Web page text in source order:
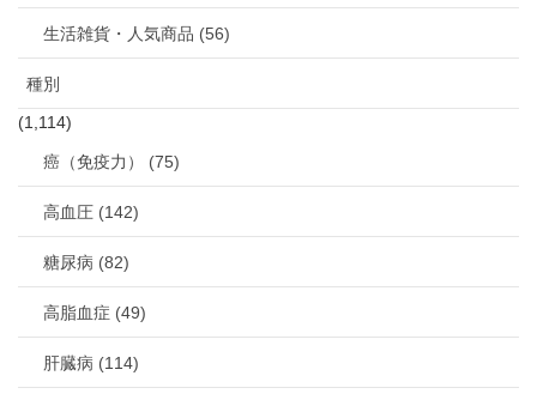
生活雑貨・人気商品 (56)
種別
(1,114)
癌（免疫力） (75)
高血圧 (142)
糖尿病 (82)
高脂血症 (49)
肝臓病 (114)